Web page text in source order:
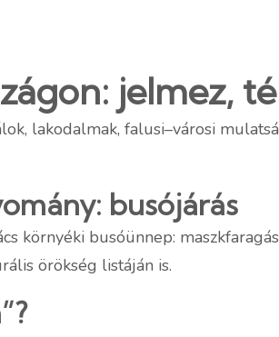
jelmez,
lakodalmak, falusi–városi
busójárás
környéki busóünnep:
örökség listáján is.